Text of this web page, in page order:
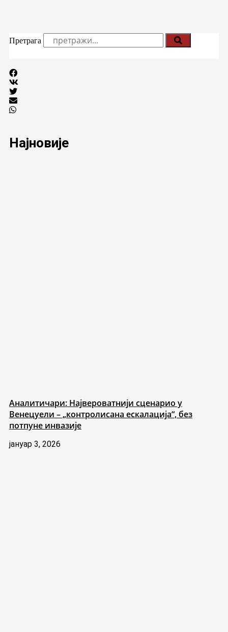
Претрага
Најновије
Аналитичари: Највероватнији сценарио у
Венецуели – „контролисана ескалација“, без
потпуне инвазије
јануар 3, 2026